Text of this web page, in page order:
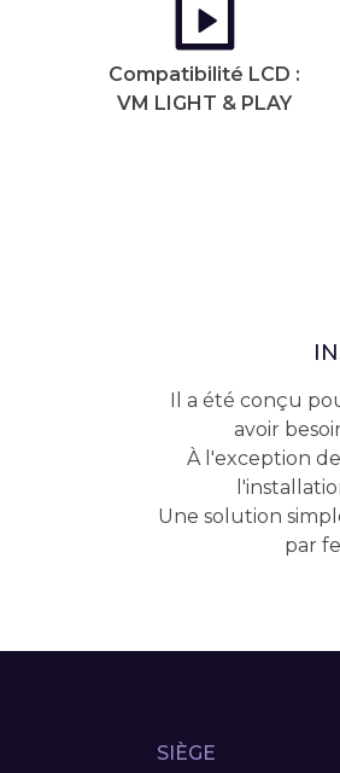
Compatibilité LCD :
VM LIGHT & PLAY
Il a été conçu
avoir
À l'exception
Une solution
par
SIÈGE